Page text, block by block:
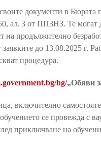
документи в Бюрата
ал. 3 от ППЗНЗ. Те могат
на продължително
до 13.08.2025 г.
процедура.
bg/„Обяви
включително
се провежда с
приключване на